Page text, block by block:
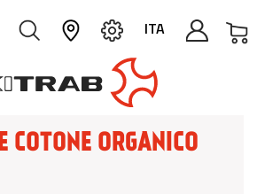
ITA
COTONE ORGANICO